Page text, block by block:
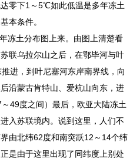
零下1～5℃如此低温是多年冻土
本条件。
冻土分布图上来。由图上清楚看
联乌拉尔山之后，在鄂毕河与叶
进，到叶尼塞河东岸南界线，向
沿蒙古肯特山、爱杭山向东，进
49度之间）最后，欧亚大陆冻土
入苏联境内。说到这里，人们不
由北纬62度和南突跃12～14个纬
是由于这里出现了同纬度上别处